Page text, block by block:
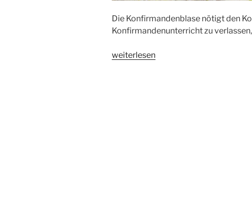
Die Konfirmandenblase nötigt den
Konfirmandenunterricht zu
„Toilettenplauderei
weiterlesen